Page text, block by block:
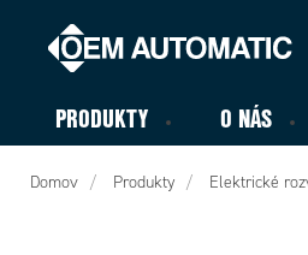
PRODUKTY O NÁS
Domov Produkty Elektrické